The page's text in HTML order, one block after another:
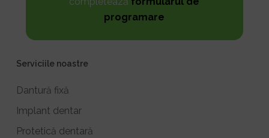
programare
Serviciile noastre
Dantură fixă
Implant dentar
Protetică dentară